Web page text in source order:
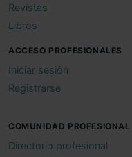
Revistas
Libros
ACCESO PROFESIONALES
Iniciar sesión
Registrarse
COMUNIDAD PROFESIONAL
Directorio profesional